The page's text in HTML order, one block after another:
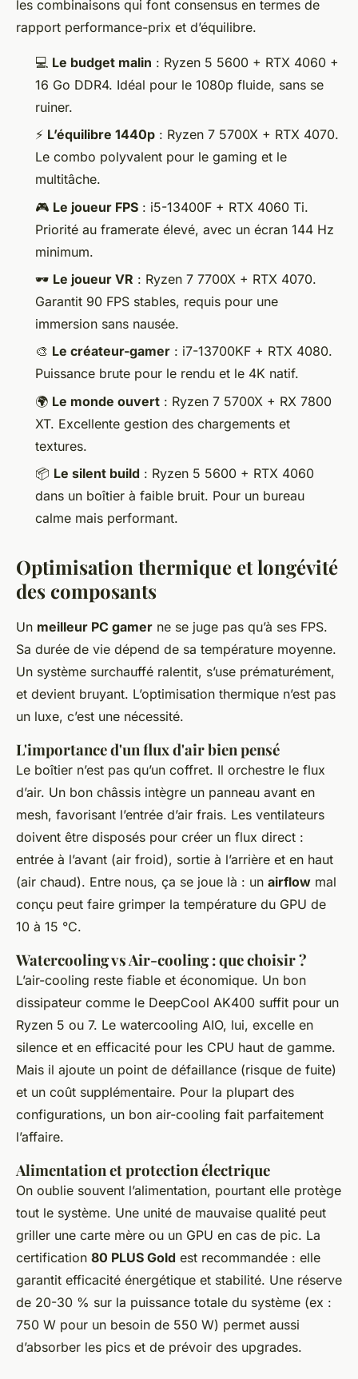
les combinaisons qui font consensus en termes de
rapport performance-prix et d’équilibre.
💻 Le budget malin : Ryzen 5 5600 + RTX 4060 +
16 Go DDR4. Idéal pour le 1080p fluide, sans se
ruiner.
⚡ L’équilibre 1440p : Ryzen 7 5700X + RTX 4070.
Le combo polyvalent pour le gaming et le
multitâche.
🎮 Le joueur FPS : i5-13400F + RTX 4060 Ti.
Priorité au framerate élevé, avec un écran 144 Hz
minimum.
🕶️ Le joueur VR : Ryzen 7 7700X + RTX 4070.
Garantit 90 FPS stables, requis pour une
immersion sans nausée.
🎨 Le créateur-gamer : i7-13700KF + RTX 4080.
Puissance brute pour le rendu et le 4K natif.
🌍 Le monde ouvert : Ryzen 7 5700X + RX 7800
XT. Excellente gestion des chargements et
textures.
📦 Le silent build : Ryzen 5 5600 + RTX 4060
dans un boîtier à faible bruit. Pour un bureau
calme mais performant.
Optimisation thermique et longévité
des composants
Un meilleur PC gamer ne se juge pas qu’à ses FPS.
Sa durée de vie dépend de sa température moyenne.
Un système surchauffé ralentit, s’use prématurément,
et devient bruyant. L’optimisation thermique n’est pas
un luxe, c’est une nécessité.
L'importance d'un flux d'air bien pensé
Le boîtier n’est pas qu’un coffret. Il orchestre le flux
d’air. Un bon châssis intègre un panneau avant en
mesh, favorisant l’entrée d’air frais. Les ventilateurs
doivent être disposés pour créer un flux direct :
entrée à l’avant (air froid), sortie à l’arrière et en haut
(air chaud). Entre nous, ça se joue là : un airflow mal
conçu peut faire grimper la température du GPU de
10 à 15 °C.
Watercooling vs Air-cooling : que choisir ?
L’air-cooling reste fiable et économique. Un bon
dissipateur comme le DeepCool AK400 suffit pour un
Ryzen 5 ou 7. Le watercooling AIO, lui, excelle en
silence et en efficacité pour les CPU haut de gamme.
Mais il ajoute un point de défaillance (risque de fuite)
et un coût supplémentaire. Pour la plupart des
configurations, un bon air-cooling fait parfaitement
l’affaire.
Alimentation et protection électrique
On oublie souvent l’alimentation, pourtant elle protège
tout le système. Une unité de mauvaise qualité peut
griller une carte mère ou un GPU en cas de pic. La
certification 80 PLUS Gold est recommandée : elle
garantit efficacité énergétique et stabilité. Une réserve
de 20-30 % sur la puissance totale du système (ex :
750 W pour un besoin de 550 W) permet aussi
d’absorber les pics et de prévoir des upgrades.